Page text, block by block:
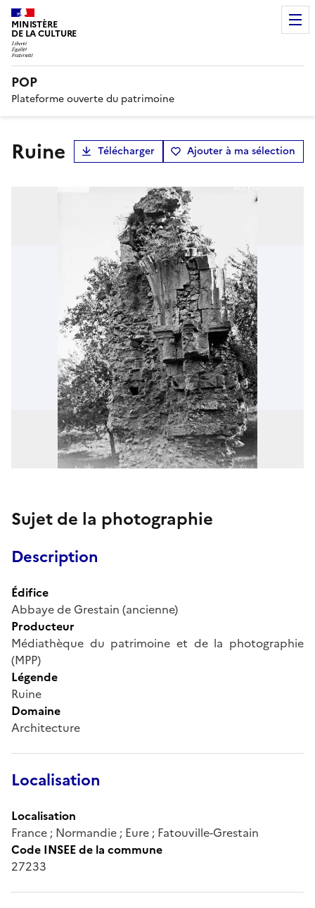
MINISTÈRE
DE LA CULTURE
POP
Plateforme ouverte du patrimoine
Ruine Télécharger Ajouter à ma sélection
Sujet de la photographie
Description
Édifice
Abbaye de Grestain (ancienne)
Producteur
Médiathèque du patrimoine et de la photographie
(MPP)
Légende
Ruine
Domaine
Architecture
Localisation
Localisation
France ; Normandie ; Eure ; Fatouville-Grestain
Code INSEE de la commune
27233